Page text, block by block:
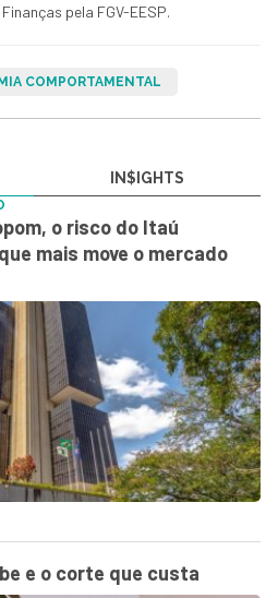
pela FGV-EESP.
COMPORTAMENTAL
IN$IGHTS
o risco do Itaú
mais move o mercado
e o corte que custa